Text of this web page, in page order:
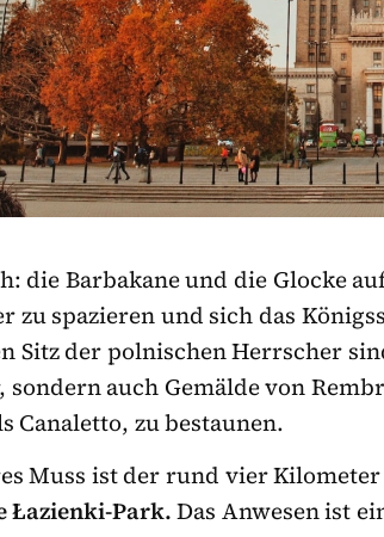
die Barbakane und die Glocke
zu spazieren und sich das
Sitz der polnischen Herrscher
sondern auch Gemälde von
Canaletto, zu bestaunen.
Muss ist der rund vier
Łazienki-Park.Das Anwesen ist